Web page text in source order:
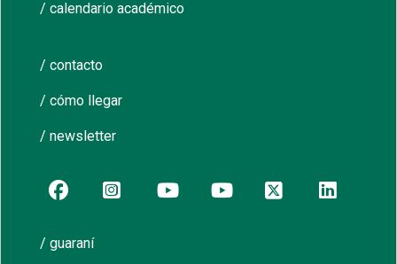
/ calendario académico
/ contacto
/ cómo llegar
/ newsletter
/ guaraní